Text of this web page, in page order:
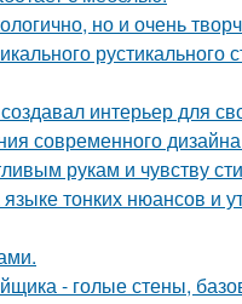
но и очень
рустикального
интерьер для
современного
рукам и чувству
тонких нюансов и
- голые стены,